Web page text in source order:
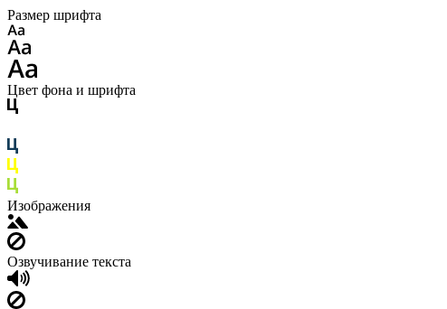
Размер шрифта
Цвет фона и шрифта
Изображения
Озвучивание текста